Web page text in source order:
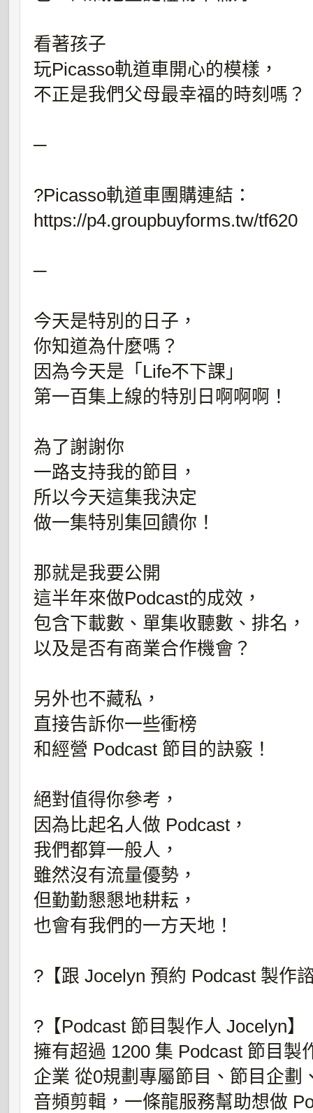
看著孩子
玩Picasso軌道車開心的模樣，
不正是我們父母最幸福的時刻嗎？
─
?Picasso軌道車團購連結：
https://p4.groupbuyforms.tw/tf620
─
今天是特別的日子，
你知道為什麼嗎？
因為今天是「Life不下課」
第一百集上線的特別日啊啊啊！
為了謝謝你
一路支持我的節目，
所以今天這集我決定
做一集特別集回饋你！
那就是我要公開
這半年來做Podcast的成效，
包含下載數、單集收聽數、排名，
以及是否有商業合作機會？
另外也不藏私，
直接告訴你一些衝榜
和經營 Podcast 節目的訣竅！
絕對值得你參考，
因為比起名人做 Podcast，
我們都算一般人，
雖然沒有流量優勢，
但勤勤懇懇地耕耘，
也會有我們的一方天地！
?【跟 Jocelyn 預約 Podcast 製作
?【Podcast 節目製作人 Jocelyn】
擁有超過 1200 集 Podcast 節目製
企業 從0規劃專屬節目、節目企劃
音頻剪輯，一條龍服務幫助想做